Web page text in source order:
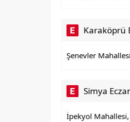
Karaköprü
Şenevler
Simya
İpekyol